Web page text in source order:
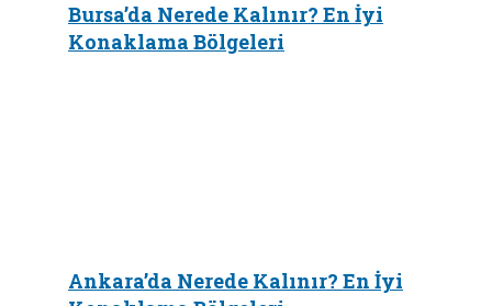
Bursa’da Nerede Kalınır? En İyi
Konaklama Bölgeleri
Ankara’da Nerede Kalınır? En İyi